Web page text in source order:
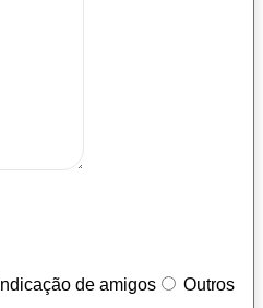
Indicação de amigos Outros